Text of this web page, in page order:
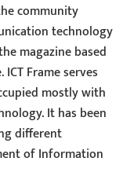
community
technology
magazine based
Frame serves
mostly with
It has been
different
of Information